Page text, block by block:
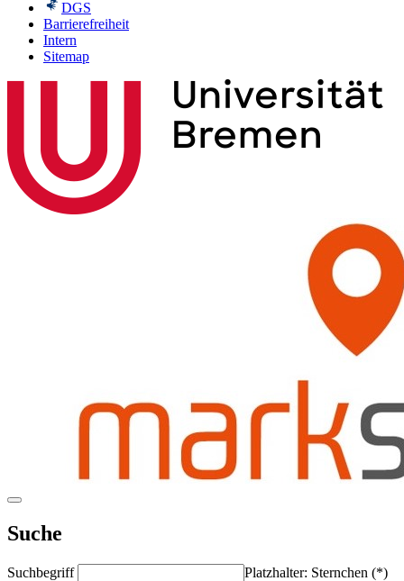
DGS
Barrierefreiheit
Intern
Sitemap
Suche
Suchbegriff
Platzhalter: Sternchen (*)